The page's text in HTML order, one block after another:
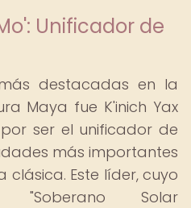
Unificador de
destacadas en la
Maya fue K'inich Yax
ser el unificador de
más importantes
clásica. Este líder, cuyo
"Soberano Solar